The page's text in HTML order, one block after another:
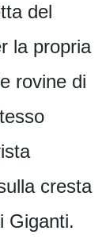
del
la propria
rovine di
cresta
Giganti.